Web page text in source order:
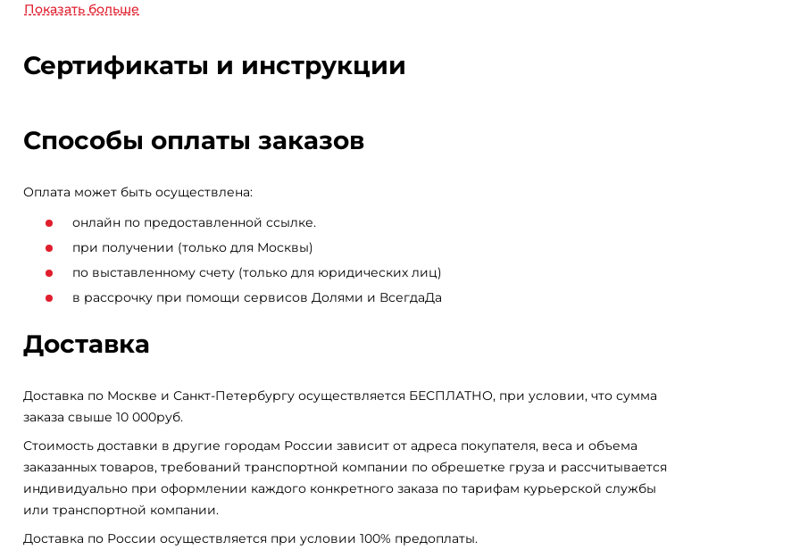
Показать больше
Сертификаты и инструкции
Способы оплаты заказов
Оплата может быть осуществлена:
онлайн по предоставленной ссылке.
при получении (только для Москвы)
по выставленному счету (только для юридических лиц)
в рассрочку при помощи сервисов Долями и ВсегдаДа
Доставка
Доставка по Москве и Санкт-Петербургу осуществляется БЕСПЛАТНО, при условии, что сумма
заказа свыше 10 000руб.
Стоимость доставки в другие городам России зависит от адреса покупателя, веса и объема
заказанных товаров, требований транспортной компании по обрешетке груза и рассчитывается
индивидуально при оформлении каждого конкретного заказа по тарифам курьерской службы
или транспортной компании.
Доставка по России осуществляется при условии 100% предоплаты.